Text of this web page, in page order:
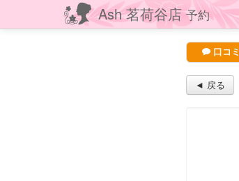
Ash 茗荷谷店予約
口コミ
◄ 戻る